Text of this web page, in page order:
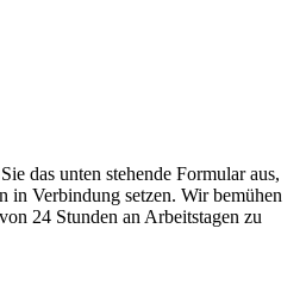
das unten stehende Formular aus,
in Verbindung setzen. Wir bemühen
24 Stunden an Arbeitstagen zu